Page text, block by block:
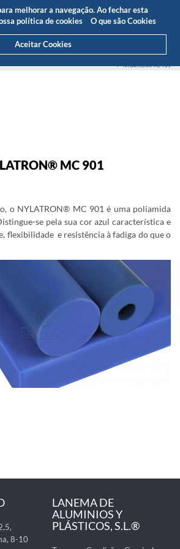
melhorar a navegação. Ao fechar esta
política de cookies
O que são Cookies
Aceitar Cookies
Área Cliente
Orçamento(0)
NYLATRON® MC 901
MC 901
o NYLATRON® MC 901 é uma poliamida
se pela sua cor azul característica e
flexibilidade e resistência à fadiga do que o
8-10
LANEMA DE
ALUMINIOS Y
PLÁSTICOS, S.L.®